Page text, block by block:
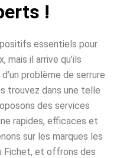
!
essentiels pour
mais il arrive qu’ils
problème de serrure
trouvez dans une telle
des services
rapides, efficaces et
sur les marques les
Fichet, et offrons des